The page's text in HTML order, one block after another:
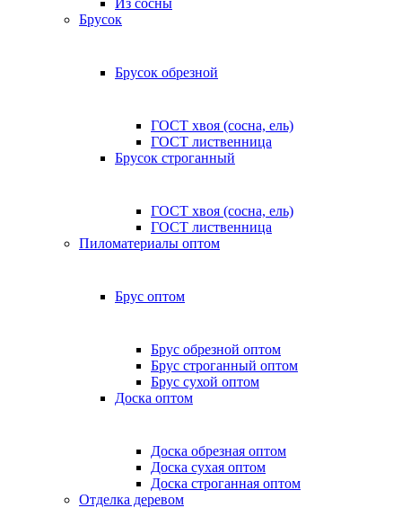
Из сосны
Брусок
Брусок обрезной
ГОСТ хвоя (сосна, ель)
ГОСТ лиственница
Брусок строганный
ГОСТ хвоя (сосна, ель)
ГОСТ лиственница
Пиломатериалы оптом
Брус оптом
Брус обрезной оптом
Брус строганный оптом
Брус сухой оптом
Доска оптом
Доска обрезная оптом
Доска сухая оптом
Доска строганная оптом
Отделка деревом